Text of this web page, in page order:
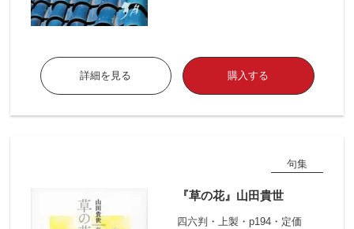
詳細を見る 購入する
句集
『草の花』山田貴世
四六判・上製・p194・定価